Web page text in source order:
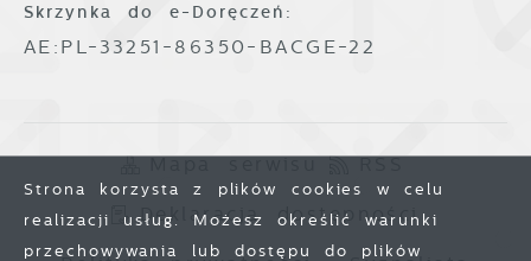
Skrzynka do e-Doręczeń:
AE:PL-33251-86350-BACGE-22
Deklaracja dostępności
Strona korzysta z plików cookies w celu
realizacji usług. Możesz określić warunki
przechowywania lub dostępu do plików